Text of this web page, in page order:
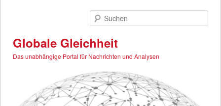
Globale Gleichheit
Das unabhängige Portal für Nachrichten und Analysen